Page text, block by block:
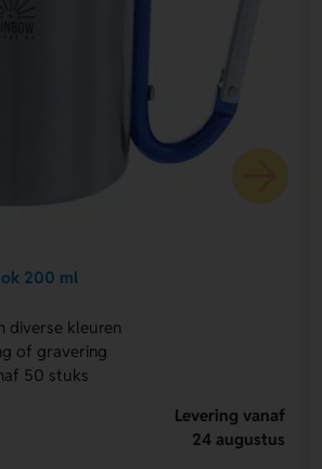
200 ml
diverse kleuren
of gravering
50 stuks
Levering vanaf
24 augustus